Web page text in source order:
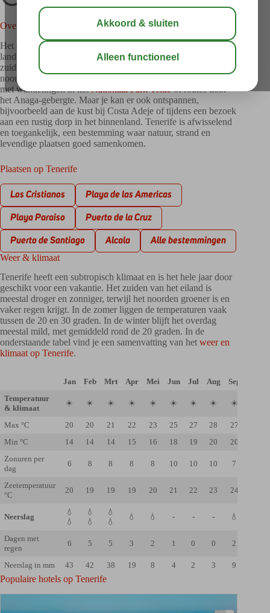
Over Tenerife
Het eiland Tenerife wordt gekenmerkt door vulkanische
landschappen, groene valleien en donkere lavastranden. In het
zuiden vind je veel zon, badplaatsen en stranden, terwijl het
noorden groener en ruiger is. Op Tenerife kan je actief zijn,
met wandelingen in hetNationaal Park Teideof routes door
het Anaga-gebergte. Maar je kan er ook ontspannen,
bijvoorbeeld aan de kust bij Costa Adeje of tijdens een bezoek
aan een rustig dorp in het binnenland. Tenerife is afwisselend
en toegankelijk, een bestemming waar natuur, strand en
levendige plaatsen goed samenkomen.
Plaatsen op Tenerife
Los Cristianos Playa de las Americas
Playa Paraiso Puerto de la Cruz
Puerto de Santiago Alcala Alle bestemmingen
Weer & klimaat
Tenerife heeft een subtropisch klimaat en is het hele jaar door
geschikt voor een vakantie. Het zuiden van het eiland is
meestal droger en zonniger, terwijl het noorden groener is en
vaker regen krijgt. In de zomer liggen de temperaturen vaak
tussen de 20 en 30 graden. In de winter blijft het overdag
meestal mild, met gemiddeld rond de 20 graden. In de
onderstaande tabel vind je een samenvatting van het weer en
klimaat op Tenerife.
Jan Feb Mrt Apr Mei Jun Jul Aug Sep
Temperatuur
& klimaat
☀️ ☀️ ☀️ ☀️ ☀️ ☀️ ☀️ ☀️ ☀️
Max °C 20 20 21 22 23 25 27 28 27
Min °C
14 14 14 15 16 18 19 20 20
Zonuren per
dag
6 8 8 8 8 10 10 10 7
Zeetemperatuur
°C
20 19 19 19 20 21 22 23 24
Neerslag
💧
💧
💧
💧
💧
💧
💧 💧 - - - 💧
Dagen met
regen
6 5 5 3 2 1 0 0 2
Neerslag in mm 43 42 38 19 8 4 2 3 9
Populaire hotels op Tenerife